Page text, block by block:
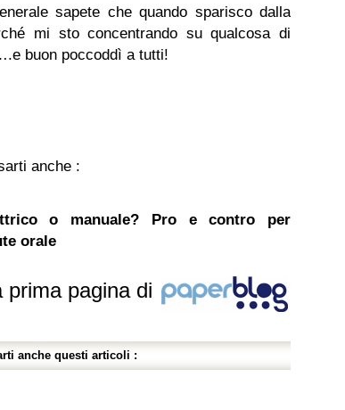
sapete che quando sparisco dalla
mi sto concentrando su qualcosa di
buon poccoddì a tutti!
anche :
o manuale? Pro e contro per
orale
prima pagina di
anche questi articoli :